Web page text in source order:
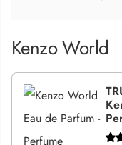
Kenzo World